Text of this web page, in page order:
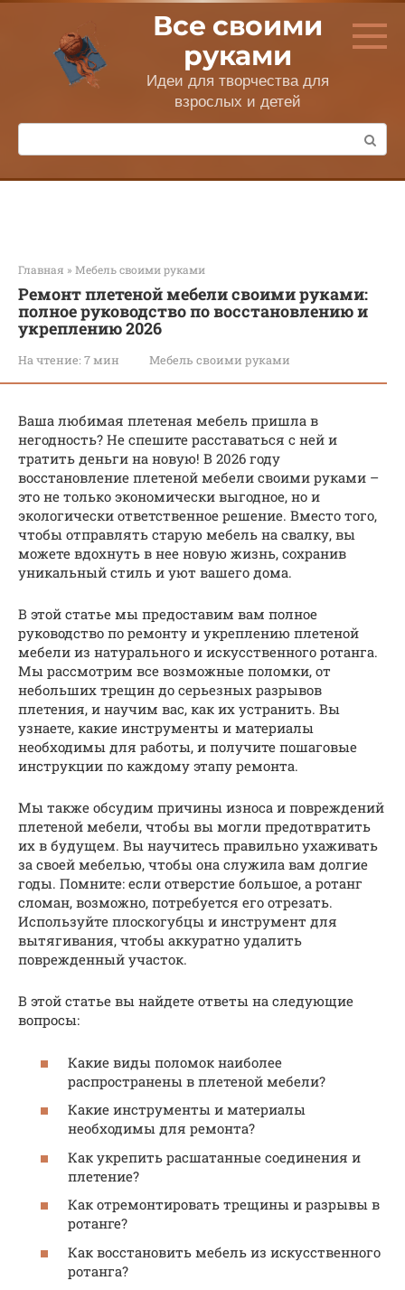
Перейти
контенту
Все своими
руками
Идеи для творчества для
взрослых и детей
Поиск:
Главная » Мебель своими руками
Ремонт плетеной мебели своими руками:
полное руководство по восстановлению и
укреплению 2026
На чтение: 7 мин Мебель своими руками
Ваша любимая плетеная мебель пришла в
негодность? Не спешите расставаться с ней и
тратить деньги на новую! В 2026 году
восстановление плетеной мебели своими руками –
это не только экономически выгодное, но и
экологически ответственное решение. Вместо того,
чтобы отправлять старую мебель на свалку, вы
можете вдохнуть в нее новую жизнь, сохранив
уникальный стиль и уют вашего дома.
В этой статье мы предоставим вам полное
руководство по ремонту и укреплению плетеной
мебели из натурального и искусственного ротанга.
Мы рассмотрим все возможные поломки, от
небольших трещин до серьезных разрывов
плетения, и научим вас, как их устранить. Вы
узнаете, какие инструменты и материалы
необходимы для работы, и получите пошаговые
инструкции по каждому этапу ремонта.
Мы также обсудим причины износа и повреждений
плетеной мебели, чтобы вы могли предотвратить
их в будущем. Вы научитесь правильно ухаживать
за своей мебелью, чтобы она служила вам долгие
годы. Помните: если отверстие большое, а ротанг
сломан, возможно, потребуется его отрезать.
Используйте плоскогубцы и инструмент для
вытягивания, чтобы аккуратно удалить
поврежденный участок.
В этой статье вы найдете ответы на следующие
вопросы:
Какие виды поломок наиболее
распространены в плетеной мебели?
Какие инструменты и материалы
необходимы для ремонта?
Как укрепить расшатанные соединения и
плетение?
Как отремонтировать трещины и разрывы в
ротанге?
Как восстановить мебель из искусственного
ротанга?